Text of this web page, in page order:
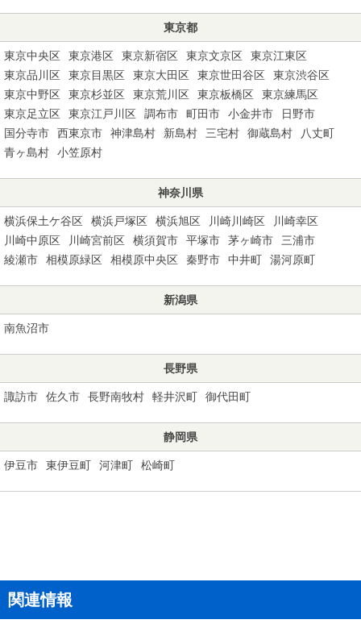
東京都
東京中央区 東京港区 東京新宿区 東京文京区
東京江東区
東京品川区
東京目黒区 東京大田区 東京世田谷区
東京渋谷区
東京中野区
東京杉並区 東京荒川区 東京板橋区
東京練馬区
東京足立区
東京江戸川区 調布市 町田市 小金井市
日野市
国分寺市
西東京市 神津島村 新島村 三宅村 御蔵島村
八丈町
青ヶ島村
小笠原村
神奈川県
横浜保土ケ谷区 横浜戸塚区 横浜旭区 川崎川崎区
川崎幸区
川崎中原区
川崎宮前区 横須賀市 平塚市 茅ヶ崎市
三浦市
綾瀬市
相模原緑区 相模原中央区 秦野市 中井町 湯河原町
新潟県
南魚沼市
長野県
諏訪市 佐久市 長野南牧村 軽井沢町 御代田町
静岡県
伊豆市 東伊豆町 河津町 松崎町
関連情報